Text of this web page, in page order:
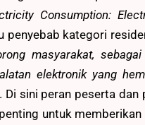
Consumption:
penyebab kategori
masyarakat,
elektronik yang
Di sini peran peserta
untuk